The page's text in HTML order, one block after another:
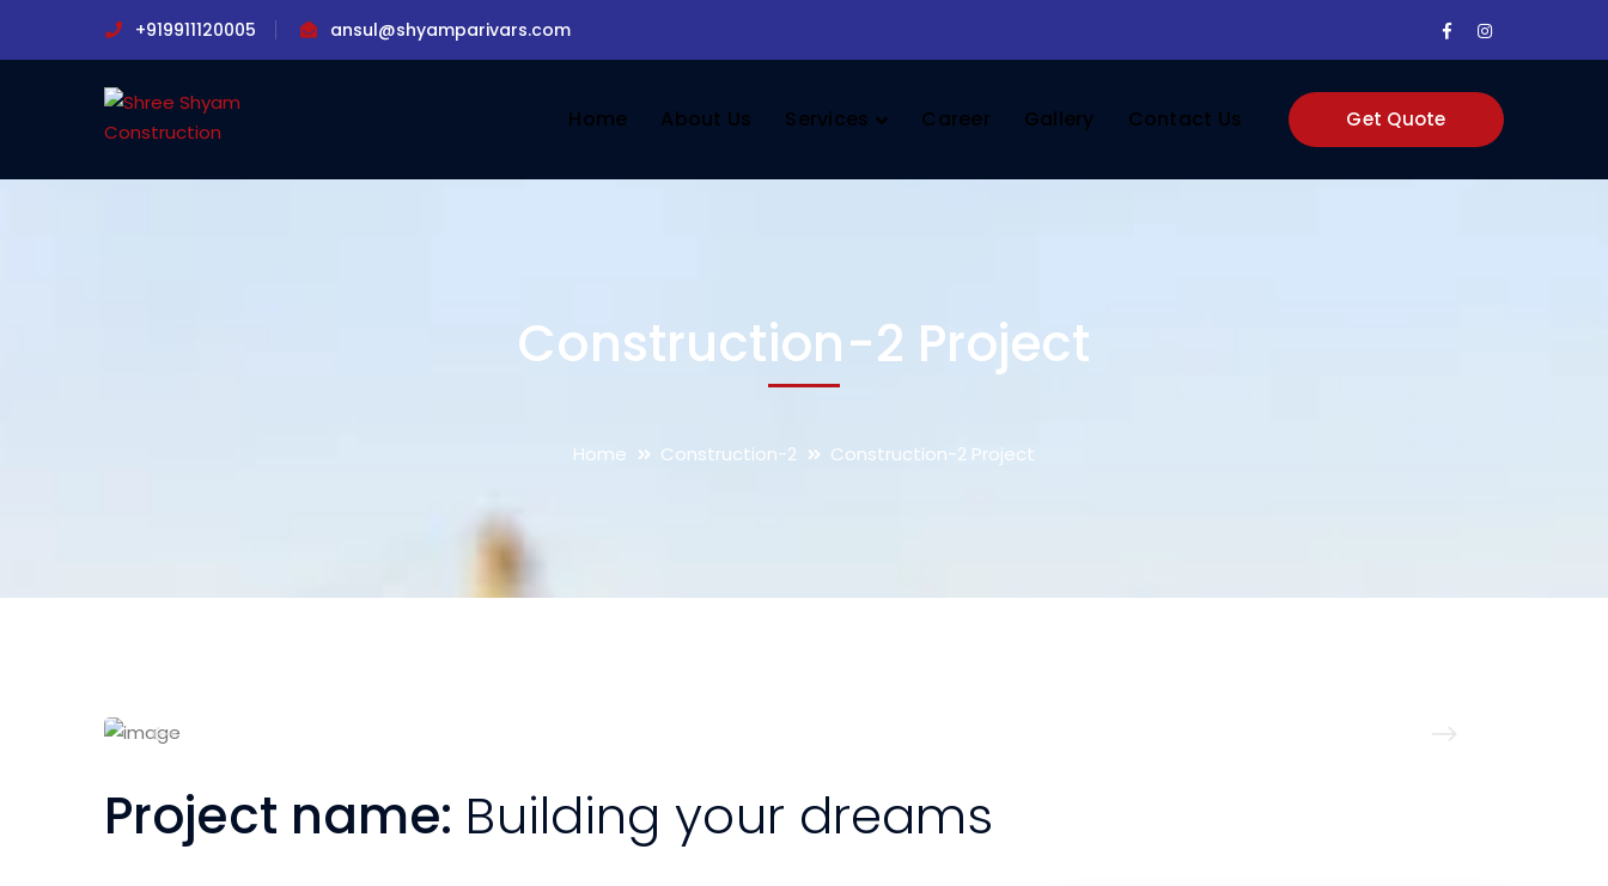
+919911120005 ansul@shyamparivars.com
Facebook
Profile
Instagram
Profile
Get Quote
Home About Us Services Career Gallery Contact Us
Construction-2 Project
Home Construction-2 Construction-2 Project
Project name: Building your dreams